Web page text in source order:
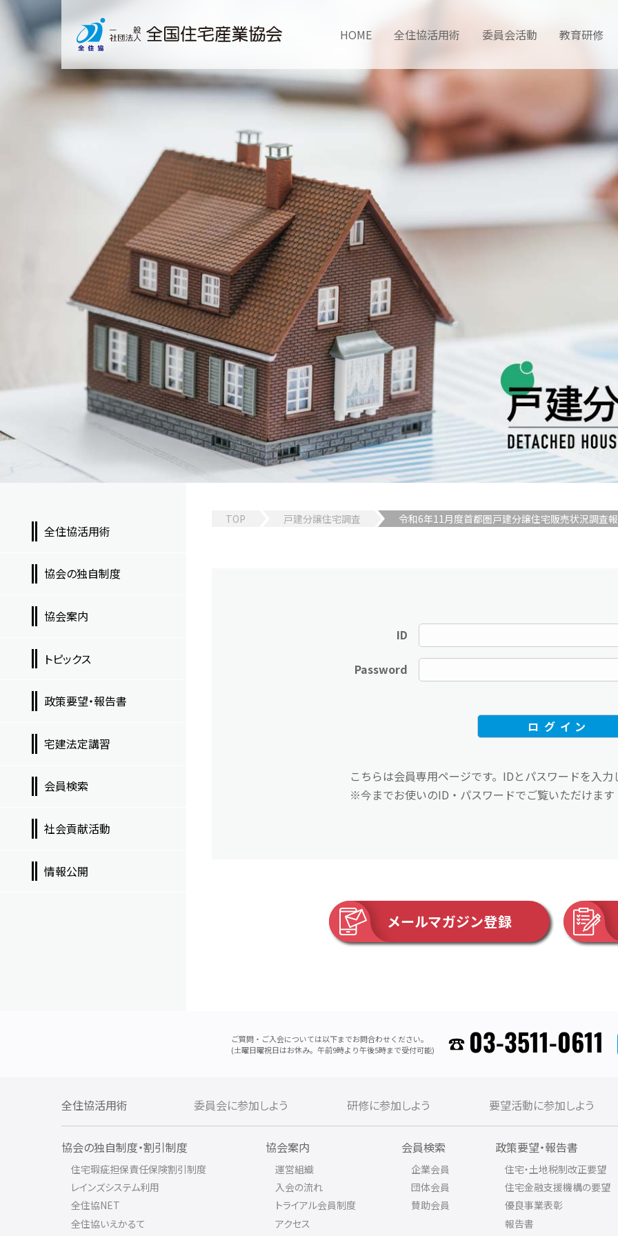
HOME 全住協活用術 委員会活動 教育研修
TOP 戸建分譲住宅調査 令和6年11月度首都圏戸建分譲住宅販売状況調査
ID
Password
こちらは会員専用ページです。IDとパスワードを入
※今までお使いのID・パスワードでご覧いただけます
メールマガジン登録
全住協活用術
協会の独自制度
協会案内
トピックス
政策要望・報告書
宅建法定講習
会員検索
社会貢献活動
情報公開
ご質問・ご入会については以下までお問合わせください。
(土曜日曜祝日はお休み。午前9時より午後5時まで受付可能)
03-3511-0611
全住協活用術 委員会に参加しよう 研修に参加しよう 要望活動に参加しよう
協会の独自制度・割引制度
住宅瑕疵担保責任保険割引制度
レインズシステム利用
全住協NET
全住協いえかるて
協会案内
運営組織
入会の流れ
トライアル会員制度
アクセス
会員検索
企業会員
団体会員
賛助会員
政策要望・報告書
住宅・土地税制改正要望
住宅金融支援機構の要望
優良事業表彰
報告書